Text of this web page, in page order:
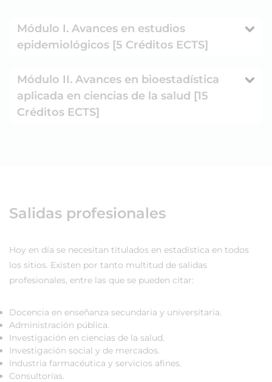
Módulo I. Avances en estudios
epidemiológicos [5 Créditos ECTS]
Módulo II. Avances en bioestadística
aplicada en ciencias de la salud [15
Créditos ECTS]
Salidas profesionales
Hoy en día se necesitan titulados en estadística en todos
los sitios. Existen por tanto multitud de salidas
profesionales, entre las que se pueden citar:
Docencia en enseñanza secundaria y universitaria.
Administración pública.
Investigación en ciencias de la salud.
Investigación social y de mercados.
Industria farmacéutica y servicios afines.
Consultorías.